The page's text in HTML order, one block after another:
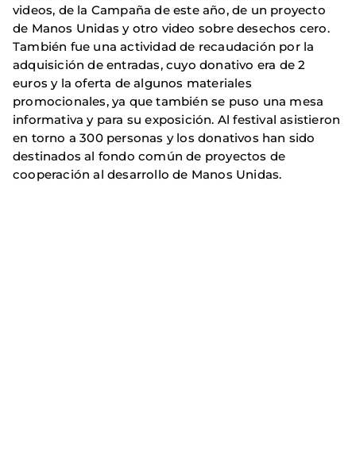
videos, de la Campaña de este año, de un proyecto
de Manos Unidas y otro video sobre desechos cero.
También fue una actividad de recaudación por la
adquisición de entradas, cuyo donativo era de 2
euros y la oferta de algunos materiales
promocionales, ya que también se puso una mesa
informativa y para su exposición. Al festival asistieron
en torno a 300 personas y los donativos han sido
destinados al fondo común de proyectos de
cooperación al desarrollo de Manos Unidas.